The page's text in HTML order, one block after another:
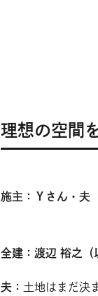
理想の空間
施主：Ｙさん・夫
全建：渡辺 裕之（
夫： 土地はまだ決